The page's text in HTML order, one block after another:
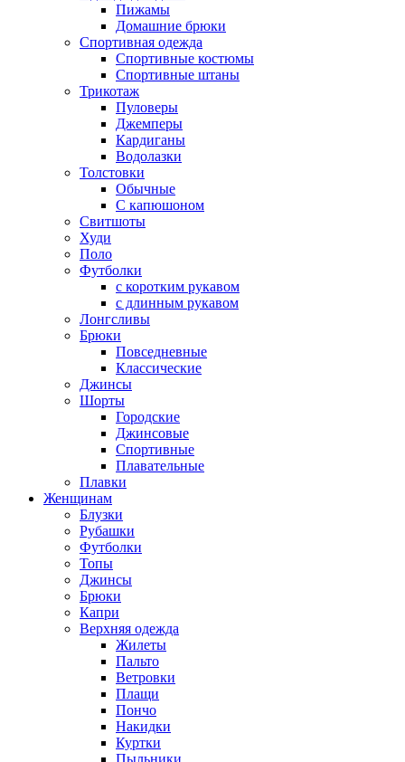
Пижамы
Домашние брюки
Спортивная одежда
Спортивные костюмы
Спортивные штаны
Трикотаж
Пуловеры
Джемперы
Кардиганы
Водолазки
Толстовки
Обычные
С капюшоном
Свитшоты
Худи
Поло
Футболки
с коротким рукавом
с длинным рукавом
Лонгсливы
Брюки
Повседневные
Классические
Джинсы
Шорты
Городские
Джинсовые
Спортивные
Плавательные
Плавки
Женщинам
Блузки
Рубашки
Футболки
Топы
Джинсы
Брюки
Капри
Верхняя одежда
Жилеты
Пальто
Ветровки
Плащи
Пончо
Накидки
Куртки
Пыльники